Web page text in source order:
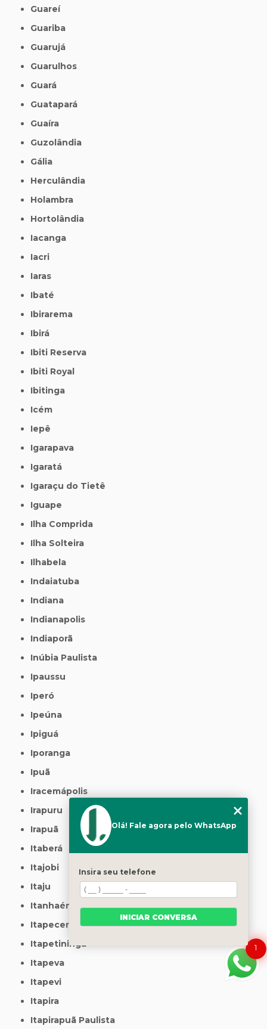
Guareí
Guariba
Guarujá
Guarulhos
Guará
Guatapará
Guaíra
Guzolândia
Gália
Herculândia
Holambra
Hortolândia
Iacanga
Iacri
Iaras
Ibaté
Ibirarema
Ibirá
Ibiti Reserva
Ibiti Royal
Ibitinga
Icém
Iepê
Igarapava
Igaratá
Igaraçu do Tietê
Iguape
Ilha Comprida
Ilha Solteira
Ilhabela
Indaiatuba
Indiana
Indianapolis
Indiaporã
Inúbia Paulista
Ipaussu
Iperó
Ipeúna
Ipiguá
Iporanga
Ipuã
Iracemápolis
Irapuru
Irapuã
Itaberá
Itajobi
Itaju
Itanhaém
Itapecerica da Serra
Itapetininga
Itapeva
Itapevi
Itapira
Itapirapuã Paulista
1
Olá! Fale agora pelo WhatsApp
Insira seu telefone
INICIAR CONVERSA